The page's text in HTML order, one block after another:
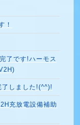
！
了です!ハーモス
了しました!(^^)!
充放電設備補助